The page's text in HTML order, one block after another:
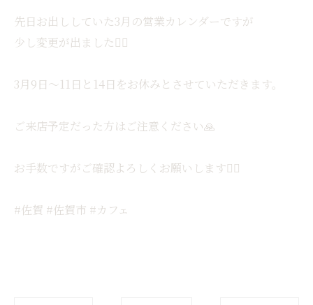
先日お出ししていた3月の営業カレンダーですが
少し変更が出ました🙇‍♀️
3月9日〜11日と14日をお休みとさせていただきます。
ご来店予定だった方はご注意ください🙏
お手数ですがご確認よろしくお願いします🙇‍♀️
#佐賀 #佐賀市 #カフェ